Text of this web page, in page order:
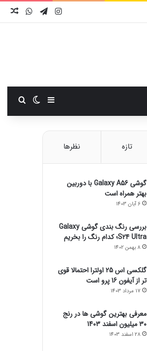
اینستاگرام
تلگرام واتس
سایدبارتغییر
تازه نظرها
گوشی Galaxy A56 با دوربین
بهتر همراه است
6 آبان 1403
بررسی رنگ بندی گوشی Galaxy
S24 Ultra؛ کدام رنگ را بخریم
8 بهمن 1402
گلکسی اس 25 اولترا احتمالا قوی
تر از آیفون 16 پرو است
17 مرداد 1403
معرفی بهترین گوشی ها در رنج
۳۰ میلیون اسفند 1403
28 اسفند 1403